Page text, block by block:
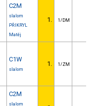
C2M
slalom
PŘIKRYL
Matěj
1. 1/DM
C1W
slalom
1. 1/ZM
C2M
slalom